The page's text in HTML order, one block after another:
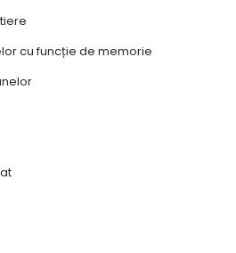
cu funcție de memorie